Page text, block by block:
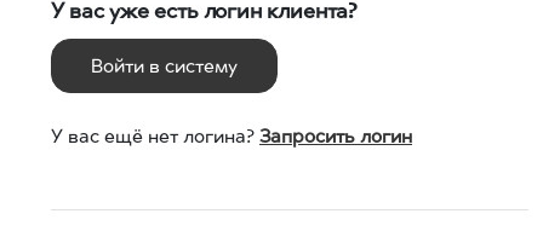
У вас уже есть логин клиента?
Войти в систему
У вас ещё нет логина? Запросить логин